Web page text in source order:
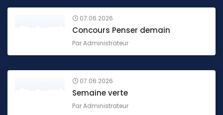
07.06.2026
Concours Penser demain
ParAdministrateur
07.06.2026
Semaine verte
ParAdministrateur